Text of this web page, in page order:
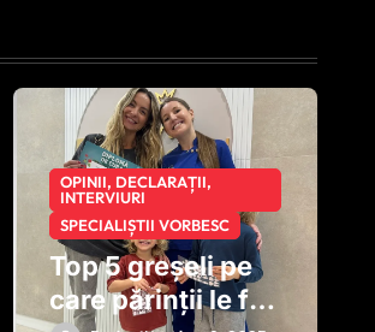
OPINII, DECLARAȚII,
INTERVIURI
SPECIALIȘTII VORBESC
Top 5 greșeli pe
care părinții le fac